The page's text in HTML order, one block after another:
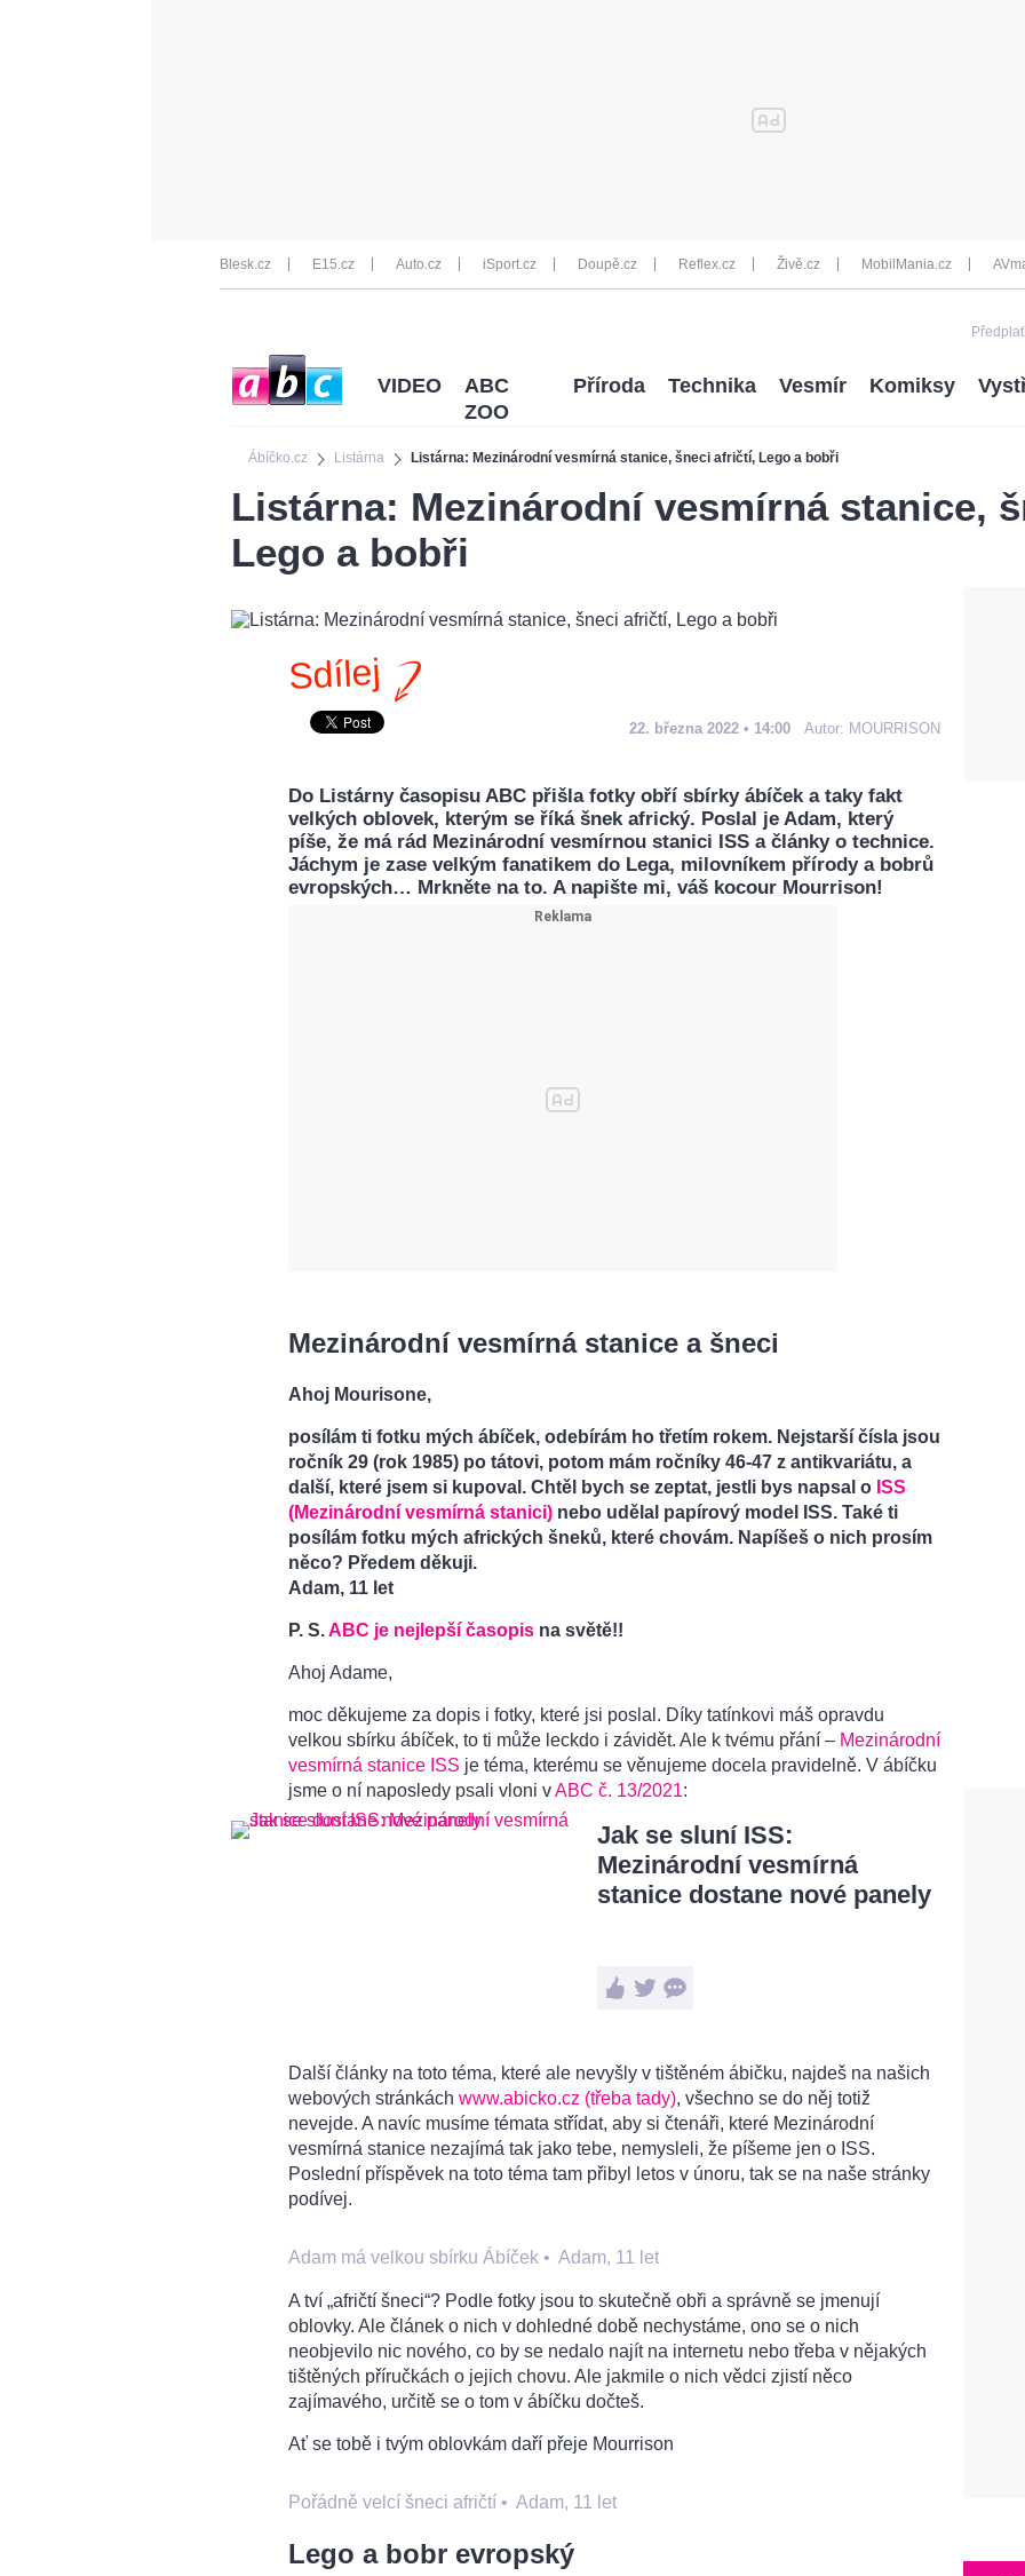
Blesk.cz E15.cz Auto.cz iSport.cz Doupě.cz Reflex.cz Živě.cz MobilMania.cz
Ábíčko.cz Listárna Listárna: Mezinárodní vesmírná stanice, šneci afričtí, Lego a bobři
VIDEO
ABC
ZOO
Příroda Technika Vesmír Komiksy
Listárna: Mezinárodní vesmírná stanice,
Lego a bobři
Sdílej
22. března 2022 • 14:00 Autor: MOURRISON
Do Listárny časopisu ABC přišla fotky obří sbírky ábíček a taky fakt
velkých oblovek, kterým se říká šnek africký. Poslal je Adam, který
píše, že má rád Mezinárodní vesmírnou stanici ISS a články o technice.
Jáchym je zase velkým fanatikem do Lega, milovníkem přírody a bobrů
evropských… Mrkněte na to. A napište mi, váš kocour Mourrison!
Mezinárodní vesmírná stanice a šneci
Ahoj Mourisone,
posílám ti fotku mých ábíček, odebírám ho třetím rokem. Nejstarší čísla jsou
ročník 29 (rok 1985) po tátovi, potom mám ročníky 46-47 z antikvariátu, a
další, které jsem si kupoval. Chtěl bych se zeptat, jestli bys napsal o ISS
(Mezinárodní vesmírná stanici) nebo udělal papírový model ISS. Také ti
posílám fotku mých afrických šneků, které chovám. Napíšeš o nich prosím
něco? Předem děkuji.
Adam, 11 let
P. S.ABC je nejlepší časopis na světě!!
Ahoj Adame,
moc děkujeme za dopis i fotky, které jsi poslal. Díky tatínkovi máš opravdu
velkou sbírku ábíček, to ti může leckdo i závidět. Ale k tvému přání – Mezinárodní
vesmírná stanice ISS je téma, kterému se věnujeme docela pravidelně. V ábíčku
jsme o ní naposledy psali vloni vABC č. 13/2021:
Jak se sluní ISS:
Mezinárodní vesmírná
stanice dostane nové panely
Další články na toto téma, které ale nevyšly v tištěném ábičku, najdeš na našich
webových stránkách www.abicko.cz (třeba tady), všechno se do něj totiž
nevejde. A navíc musíme témata střídat, aby si čtenáři, které Mezinárodní
vesmírná stanice nezajímá tak jako tebe, nemysleli, že píšeme jen o ISS.
Poslední příspěvek na toto téma tam přibyl letos v únoru, tak se na naše stránky
podívej.
Adam má velkou sbírku Ábíček • Adam, 11 let
A tví „afričtí šneci“? Podle fotky jsou to skutečně obři a správně se jmenují
oblovky. Ale článek o nich v dohledné době nechystáme, ono se o nich
neobjevilo nic nového, co by se nedalo najít na internetu nebo třeba v nějakých
tištěných příručkách o jejich chovu. Ale jakmile o nich vědci zjistí něco
zajímavého, určitě se o tom v ábíčku dočteš.
Ať se tobě i tvým oblovkám daří přeje Mourrison
Pořádně velcí šneci afričtí • Adam, 11 let
Lego a bobr evropský